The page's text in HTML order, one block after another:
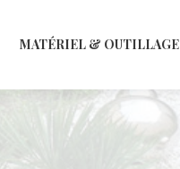
MATÉRIEL & OUTILLAGE